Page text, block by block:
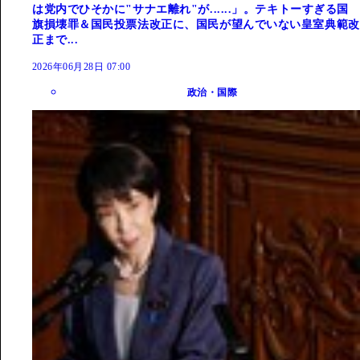
は党内でひそかに"サナエ離れ"が......」。テキトーすぎる国
旗損壊罪＆国民投票法改正に、国民が望んでいない皇室典範改
正まで...
2026年06月28日 07:00
政治・国際